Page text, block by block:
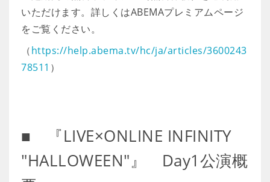
いただけます。詳しくはABEMAプレミアムページ
をご覧ください。
（https://help.abema.tv/hc/ja/articles/3600243
78511 ）
■ 『LIVE×ONLINE INFINITY
"HALLOWEEN"』 Day1公演概